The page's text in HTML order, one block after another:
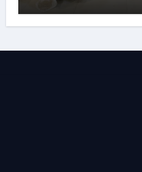
बांधा समां